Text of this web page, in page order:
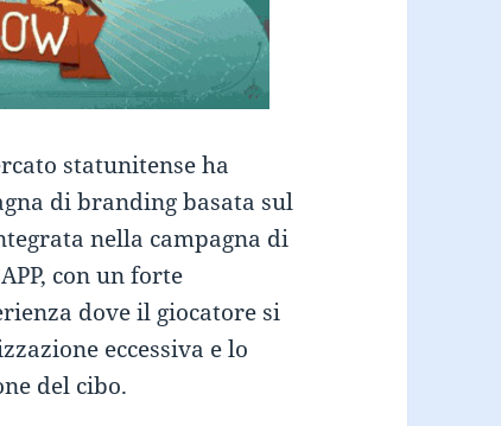
statunitense ha
di branding basata sul
nella campagna di
con un forte
dove il giocatore si
eccessiva e lo
del cibo.